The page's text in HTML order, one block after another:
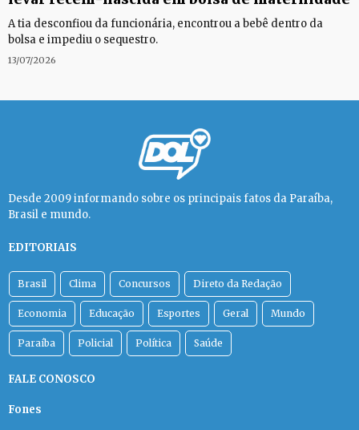
A tia desconfiou da funcionária, encontrou a bebê dentro da
bolsa e impediu o sequestro.
13/07/2026
Desde 2009 informando sobre os principais fatos da Paraíba,
Brasil e mundo.
EDITORIAIS
Brasil Clima Concursos Direto da Redação
Economia Educação Esportes Geral Mundo
Paraíba Policial Política Saúde
FALE CONOSCO
Fones